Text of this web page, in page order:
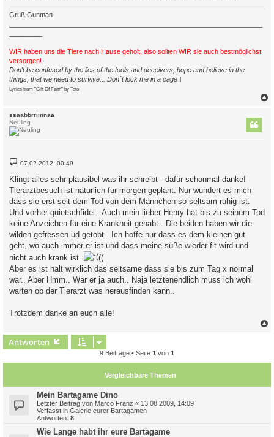
Gruß Gunman
WIR haben uns die Tiere nach Hause geholt, also sollten WIR sie auch bestmöglichst
versorgen!
Don't be confused by the lies of the fools and deceivers, hope and believe in the
things, that we need to survive... Don´t lock me in a cage !
Lyrics from "Gift Of Faith" by Toto
ssaabbrriinnaa
Neuling
B
t
r
g
07.02.2012, 00:49
Klingt alles sehr plausibel was ihr schreibt - dafür schonmal danke!
Tierarztbesuch ist natürlich für morgen geplant. Nur wundert es mich
dass sie erst seit dem Tod von dem Männchen so seltsam ruhig ist.
Und vorher quietschfidel.. Auch mein lieber Henry hat bis zu seinem Tod
keine Anzeichen für eine Krankheit gehabt.. Die beiden haben wir die
wilden gefressen ud getobt.. Ich hoffe nur dass es dem kleinen gut
geht, wo auch immer er ist und dass meine süße wieder fit wird und
nicht auch krank ist..
((
Aber es ist halt wirklich das seltsame dass sie bis zum Tag x normal
war.. Aber Hmm.. War er ja auch.. Naja letztenendlich muss ich wohl
warten ob der Tierarzt was herausfinden kann..
Trotzdem danke an euch alle!
Antworten
9 Beiträge • Seite 1 von 1
Vergleichbare Themen
Mein Bartagame Dino
Letzter Beitrag von Marco Franz « 13.08.2009, 14:09
Verfasst in Galerie eurer Bartagamen
Antworten: 8
Wie Lange habt ihr eure Bartagame